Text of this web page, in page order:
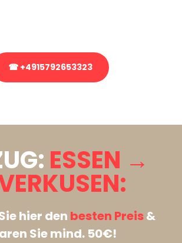
☎ +4915792653323
ESSEN →
hier den besten Preis&
Sie mind. 50€!